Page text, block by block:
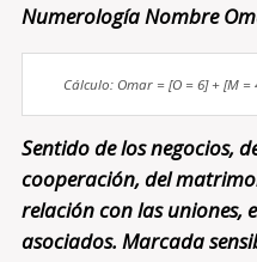
Numerología Nombre
Cálculo: Omar = [O = 6] + [M =
Sentido de los negocios,
cooperación, del
relación con las uniones,
asociados. Marcada